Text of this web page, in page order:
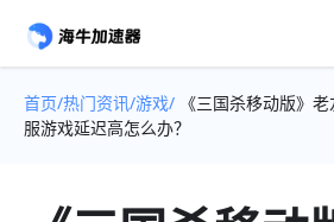
首页/热门资讯/游戏/ 《三国杀移动版》
服游戏延迟高怎么办？